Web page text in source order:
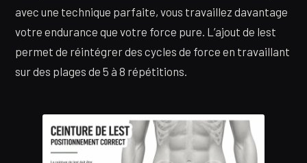
avec une technique parfaite, vous travaillez davantage
votre endurance que votre force pure. L’ajout de lest
permet de réintégrer des cycles de force en travaillant
sur des plages de 5 à 8 répétitions.